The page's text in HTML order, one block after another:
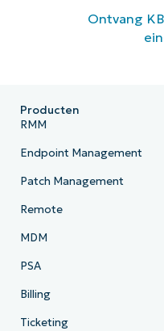
Ontvang
Producten
RMM
Endpoint Management
Patch Management
Remote
MDM
PSA
Billing
Ticketing